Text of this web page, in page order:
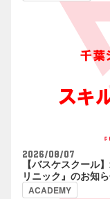
2026/08/07
【バスケスクール
リニック』のお知
ACADEMY